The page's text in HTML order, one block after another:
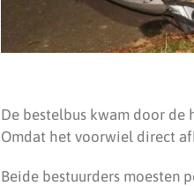
De bestelbus kwam door
Omdat het voorwiel direct
Beide bestuurders moesten